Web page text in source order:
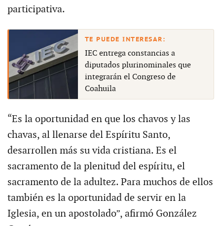
participativa.
IEC entrega constancias a
diputados plurinominales que
integrarán el Congreso de
Coahuila
“Es la oportunidad en que los chavos y las
chavas, al llenarse del Espíritu Santo,
desarrollen más su vida cristiana. Es el
sacramento de la plenitud del espíritu, el
sacramento de la adultez. Para muchos de ellos
también es la oportunidad de servir en la
Iglesia, en un apostolado”, afirmó González